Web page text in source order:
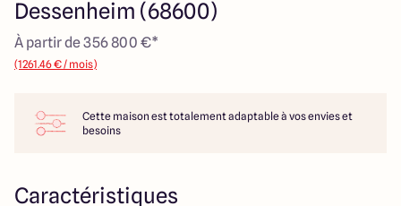
Qui sommes-nous
Maisons ARLOGIS Alsace
Sélestat
Dessenheim (68600)
À partir de 356 800 €*
(1261.46 € / mois)
Cette maison est totalement adaptable à vos envies et
besoins
Caractéristiques